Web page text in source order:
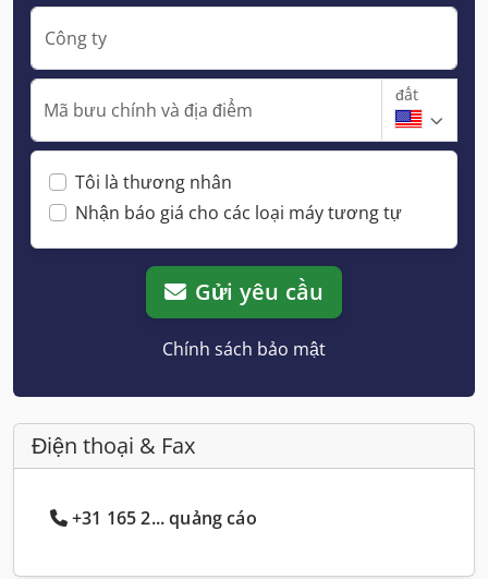
Công ty
Mã bưu chính và địa điểm
đất
Tôi là thương nhân
Nhận báo giá cho các loại máy tương tự
Gửi yêu cầu
Chính sách bảo mật
Điện thoại & Fax
+31 165 2... quảng cáo